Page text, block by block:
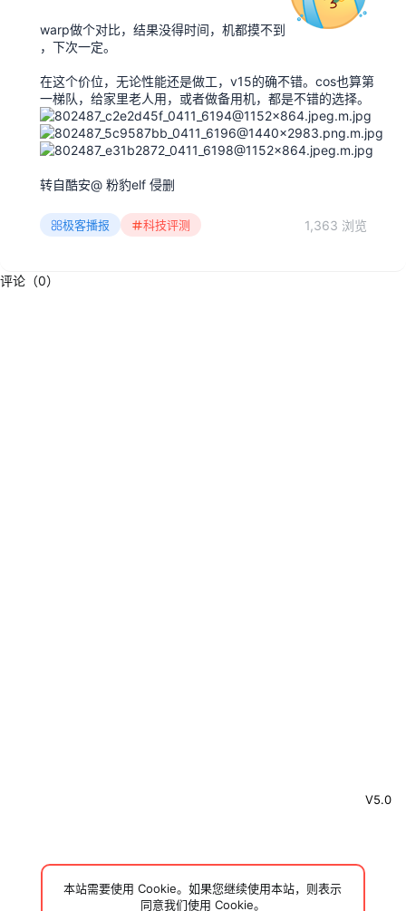
warp做个对比，结果没得时间，机都摸不到
，下次一定。
在这个价位，无论性能还是做工，v15的确不错。cos也算第
一梯队，给家里老人用，或者做备用机，都是不错的选择。
转自酷安@ 粉豹elf 侵删
极客播报 科技评测 1,363 浏览
评论（0）
V5.0
本站需要使用 Cookie。如果您继续使用本站，则表示
同意我们使用 Cookie。